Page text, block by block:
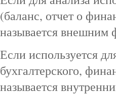
(баланс, отчет о
называется внешним
Если используется
бухгалтерского,
называется